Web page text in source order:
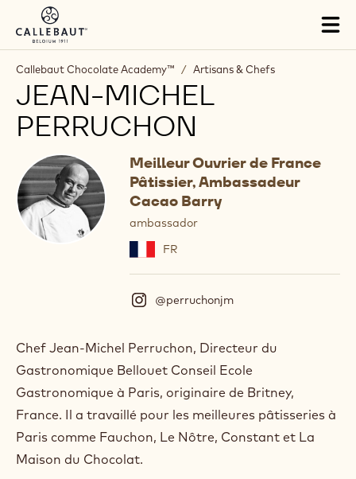
Skip to main content
Callebaut Chocolate Academy™ / Artisans & Chefs
JEAN-MICHEL
PERRUCHON
Meilleur Ouvrier de France
Pâtissier, Ambassadeur
Cacao Barry
ambassador
FR
@perruchonjm
s
a
g
a
m
Chef Jean-Michel Perruchon, Directeur du
Gastronomique Bellouet Conseil Ecole
Gastronomique à Paris, originaire de Britney,
France. Il a travaillé pour les meilleures pâtisseries à
Paris comme Fauchon, Le Nôtre, Constant et La
Maison du Chocolat.